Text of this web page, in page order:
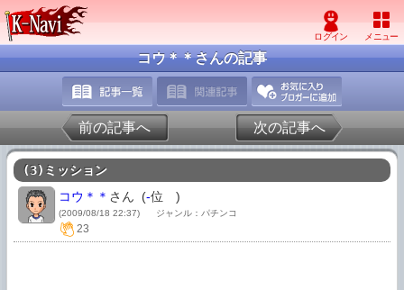
コウ＊＊さんの記事
前の記事へ 次の記事へ
(3)ミッション
コウ＊＊ さん (-位 )
(2009/08/18 22:37) ジャンル：パチンコ
23